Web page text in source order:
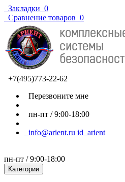
Закладки 0
Сравнение товаров 0
+7(495)773-22-62
Перезвоните мне
пн-пт / 9:00-18:00
info@arient.ru id_arient
пн-пт / 9:00-18:00
Категории